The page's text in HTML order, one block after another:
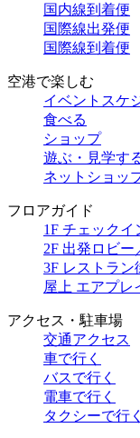
国内線到着便
国際線出発便
国際線到着便
空港で楽しむ
イベントスケ
食べる
ショップ
遊ぶ・見学す
ネットショッ
フロアガイド
1F チェック
2F 出発ロビー
3F レストラン
屋上 エアプレ
アクセス・駐車場
交通アクセス
車で行く
バスで行く
電車で行く
タクシーで行く